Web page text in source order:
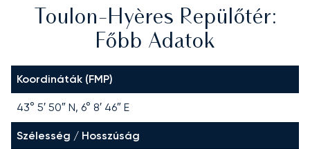
Toulon-Hyères Repülőtér:
Főbb Adatok
Koordináták (FMP)
43° 5′ 50″ N, 6° 8′ 46″ E
Szélesség / Hosszúság